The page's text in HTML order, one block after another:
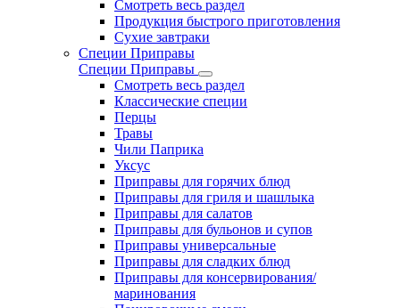
Смотреть весь раздел
Продукция быстрого приготовления
Сухие завтраки
Специи Приправы
Специи Приправы
Смотреть весь раздел
Классические специи
Перцы
Травы
Чили Паприка
Уксус
Приправы для горячих блюд
Приправы для гриля и шашлыка
Приправы для салатов
Приправы для бульонов и супов
Приправы универсальные
Приправы для сладких блюд
Приправы для консервирования/
маринования